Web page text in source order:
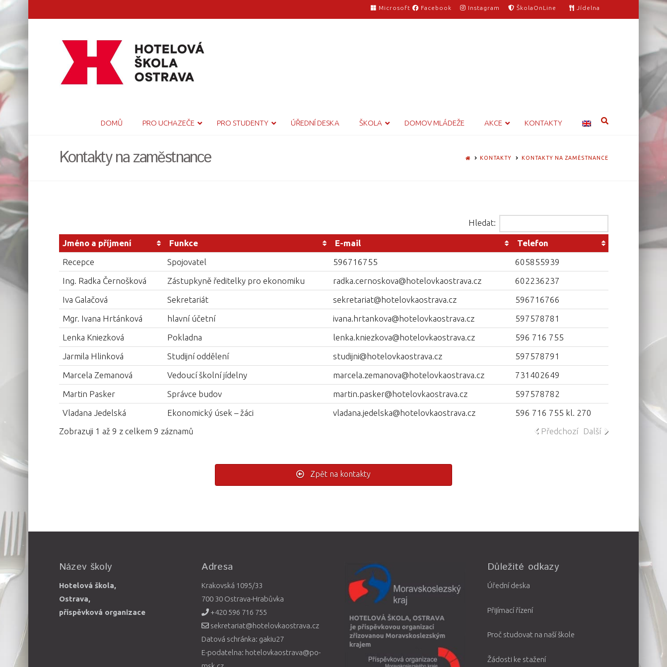
Microsoft Facebook Instagram ŠkolaOnLine Jídelna
DOMŮ PRO UCHAZEČE PRO STUDENTY ÚŘEDNÍ DESKA ŠKOLA DOMOV MLÁDEŽE AKCE KONTAKTY
Kontakty na zaměstnance HOMEKONTAKTY KONTAKTY NA ZAMĚSTNANCE
Hledat:
Jméno a příjmení Funkce E-mail
Telefon
Recepce
Spojovatel 596716755
605855939
Ing. Radka Černošková
Zástupkyně ředitelky pro ekonomiku radka.cernoskova@hotelovkaostrava.cz
602236237
Iva Galačová
Sekretariát sekretariat@hotelovkaostrava.cz
596716766
Mgr. Ivana Hrtánková
hlavní účetní ivana.hrtankova@hotelovkaostrava.cz
597578781
Lenka Kniezková
Pokladna lenka.kniezkova@hotelovkaostrava.cz
596 716 755
Jarmila Hlinková
Studijní oddělení studijni@hotelovkaostrava.cz
597578791
Marcela Zemanová
Vedoucí školní jídelny marcela.zemanova@hotelovkaostrava.cz
731402649
Martin Pasker
Správce budov martin.pasker@hotelovkaostrava.cz
597578782
Vladana Jedelská
Ekonomický úsek – žáci vladana.jedelska@hotelovkaostrava.cz
596 716 755 kl. 270
Zobrazuji 1 až 9 z celkem 9 záznamů
Předchozí Další
Zpět na kontakty
Název školy
Hotelová škola,
Ostrava,
příspěvková organizace
Adresa
Krakovská 1095/33
700 30 Ostrava-Hrabůvka
+420 596 716 755
sekretariat@hotelovkaostrava.cz
Datová schránka: gakiu27
E-podatelna: hotelovkaostrava@po-
Důležité odkazy
Úřední deska
Přijímací řízení
Proč studovat na naší škole
Žádosti ke stažení